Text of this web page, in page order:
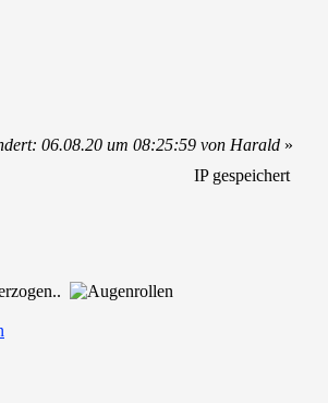
06.08.20 um 08:25:59 von Harald »
IP gespeichert